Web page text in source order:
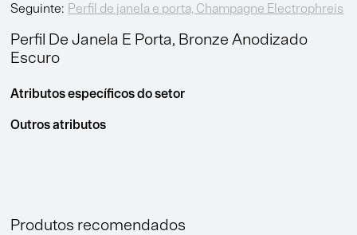
Perfil De Janela E Porta, Bronze Anodizado
Escuro
Atributos específicos do setor
Outros atributos
Seguinte: Perfil de janela e porta, Champagne Electrophreis
Produtos recomendados